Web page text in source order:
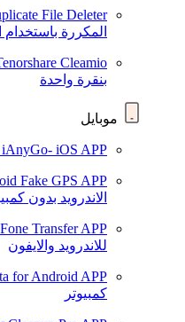
File Deleter
المكررة
Cleamio
بنقرة واحدة
موبايل
iAnyGo- iOS APP
Fake GPS APP
الاندرويد بدون
Transfer APP
للاندرويد والايفون
for Android APP
كمبيوتر